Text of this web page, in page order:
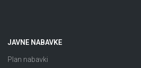
JAVNE NABAVKE
Plan nabavki